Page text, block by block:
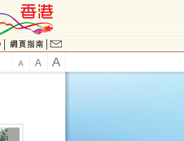
A A A